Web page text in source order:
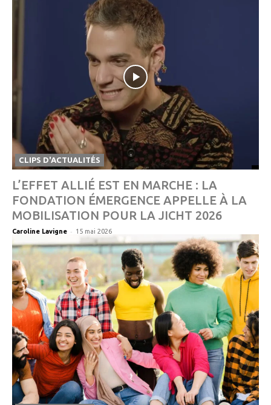
CLIPS D'ACTUALITÉS
L’EFFET ALLIÉ EST EN MARCHE : LA
FONDATION ÉMERGENCE APPELLE À LA
MOBILISATION POUR LA JICHT 2026
Caroline Lavigne - 15 mai 2026